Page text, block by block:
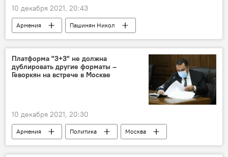
10 декабря 2021, 20:43
Армения
Пашинян Никол
демократия
Новости Армения
Политика
Платформа "3+3" не должна
дублировать другие форматы –
Геворкян на встрече в Москве
10 декабря 2021, 20:30
Армения Политика
Москва
МИД
формат
сотрудничество